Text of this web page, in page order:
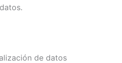
de datos